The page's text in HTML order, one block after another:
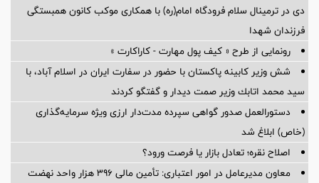
دی در ترمینال سلام فرودگاه امام(ره) با همکاری موکب کانون همبستگی
فرزندان شهدا
رونمایی از طرح « کیف پول مهارت - کاراکارت »
شش وزیر کابینه پاکستان با حضور در سفارت ایران در اسلام آباد، با
سيد محمد اتابك وزير صمت ديدار و گفتگو كردند
دستورالعمل صدور گواهی سپرده مدت‌دار ارزی ویژه سرمایه‌گذاری
(خاص) ابلاغ شد
اصلاح نقره؛ تعادل بازار یا فرصت ورود؟
معاون مدیرعامل در امور اعتباری: تأمین مالی ۳۹۶ هزار واحد نهضت